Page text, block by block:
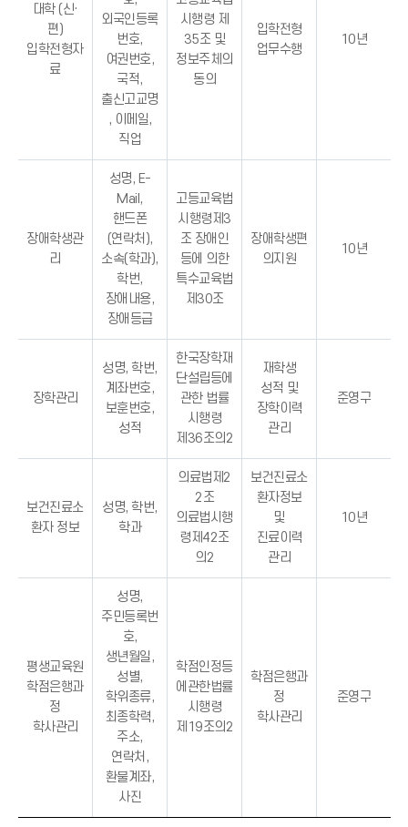
대학 (신·
편)
입학전형자
료
외국인등록
번호,
여권번호,
국적,
출신고교명
, 이메일,
직업
시행령 제
35조 및
정보주체의
동의
입학전형
업무수행
10년
장애학생관
리
성명, E-
Mail,
핸드폰
(연락처),
소속(학과),
학번,
장애내용,
장애등급
고등교육법
시행령제3
조 장애인
등에 의한
특수교육법
제30조
장애학생편
의지원
10년
장학관리
성명, 학번,
계좌번호,
보훈번호,
성적
한국장학재
단설립등에
관한 법률
시행령
제36조의2
재학생
성적 및
장학이력
관리
준영구
보건진료소
환자 정보
성명, 학번,
학과
의료법제2
2조
의료법시행
령제42조
의2
보건진료소
환자정보
및
진료이력
관리
10년
평생교육원
학점은행과
정
학사관리
성명,
주민등록번
호,
생년월일,
성별,
학위종류,
최종학력,
주소,
연락처,
환불계좌,
사진
학점인정등
에관한법률
시행령
제19조의2
학점은행과
정
학사관리
준영구